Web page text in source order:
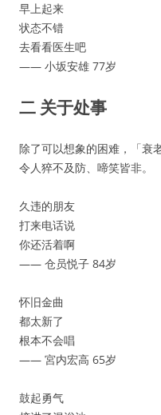
早上起来
状态不错
去看看医生吧
—— 小坂安雄 77岁
二 关于处事
除了可以想象的困难，「衰
令人猝不及防、啼笑皆非。
久违的朋友
打来电话说
你还活着啊
—— 仓员悦子 84岁
怀旧金曲
都太新了
根本不会唱
—— 宮内宏高 65岁
鼓起勇气